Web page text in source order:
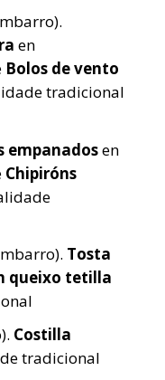
en
Bolos de vento
tradicional
empanadosen
Chipiróns
Tosta
queixo tetilla
Costilla
tradicional